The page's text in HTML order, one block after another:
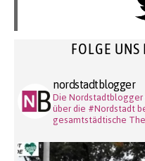
FOLGE
nordstadtblogger
Die Nordstadtblogger
über die #Nordstadt
gesamtstädtische